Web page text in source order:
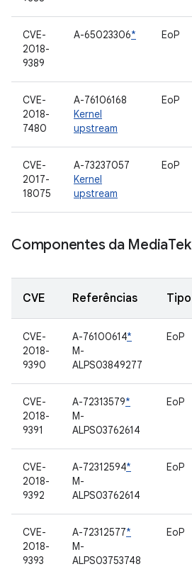
CVE-
2018-
9389
A-65023306* EoP
CVE-
2018-
7480
A-76106168
Kernel
upstream
EoP
CVE-
2017-
18075
A-73237057
Kernel
upstream
EoP
Componentes da MediaTek
CVE Referências Tipo
CVE-
2018-
9390
A-76100614*
M-
ALPS03849277
EoP
CVE-
2018-
9391
A-72313579*
M-
ALPS03762614
EoP
CVE-
2018-
9392
A-72312594*
M-
ALPS03762614
EoP
CVE-
2018-
9393
A-72312577*
M-
ALPS03753748
EoP